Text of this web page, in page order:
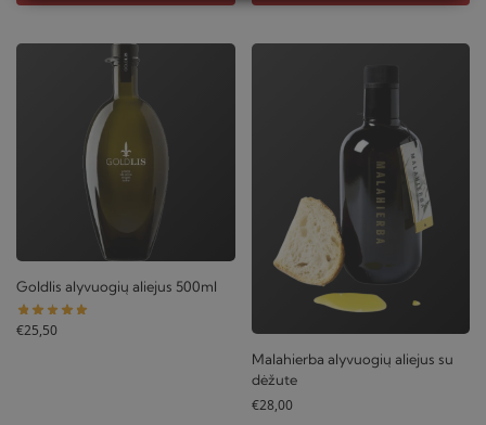
Goldlis alyvuogių aliejus 500ml
€25,50
Malahierba alyvuogių aliejus su
dėžute
€28,00